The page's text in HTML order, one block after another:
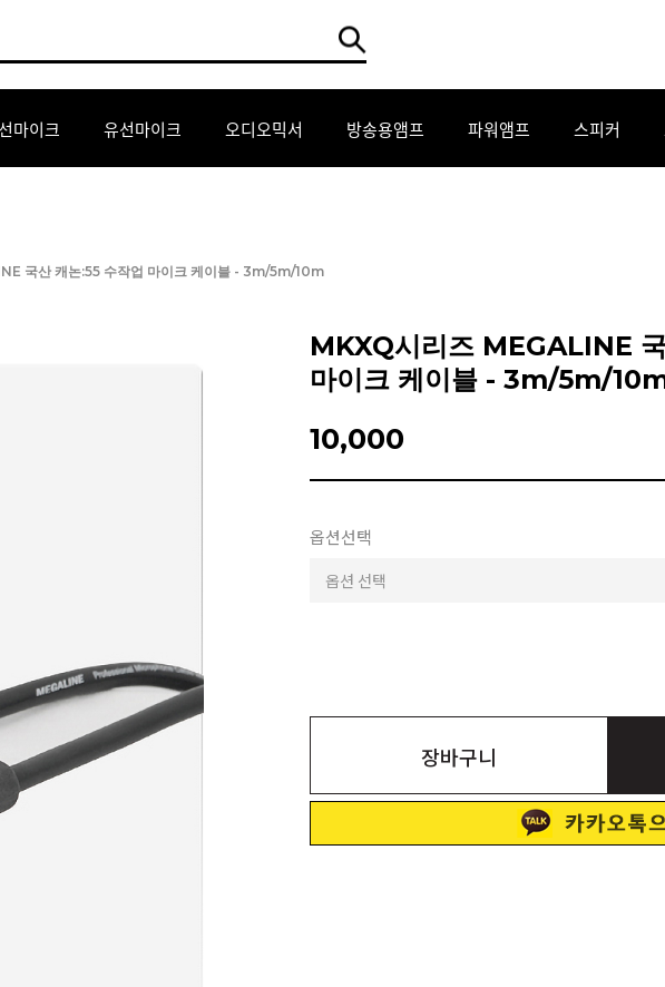
마이크 유선마이크 오디오믹서 방송용앰프 파워앰프 스피커
국산 캐논:55 수작업 마이크 케이블 - 3m/5m/10m
MKXQ시리즈 MEGALINE
마이크 케이블 - 3m/5m/
10,000
옵션선택
장바구니